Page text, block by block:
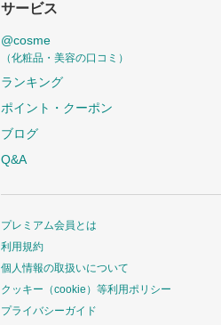
サービス
@cosme
（化粧品・美容の口コミ）
ランキング
ポイント・クーポン
ブログ
Q&A
プレミアム会員とは
利用規約
個人情報の取扱いについて
クッキー（cookie）等利用ポリシー
プライバシーガイド